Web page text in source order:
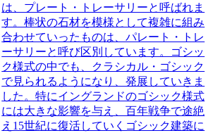
は、プレート・トレーサリーと呼ばれま
す。棒状の石材を模様として複雑に組み
合わせていったものは、パレート・トレ
ーサリーと呼び区別しています。ゴシッ
ク様式の中でも、クラシカル・ゴシック
で見られるようになり、発展していきま
した。特にイングランドのゴシック様式
には大きな影響を与え、百年戦争で途絶
え15世紀に復活していくゴシック建築に